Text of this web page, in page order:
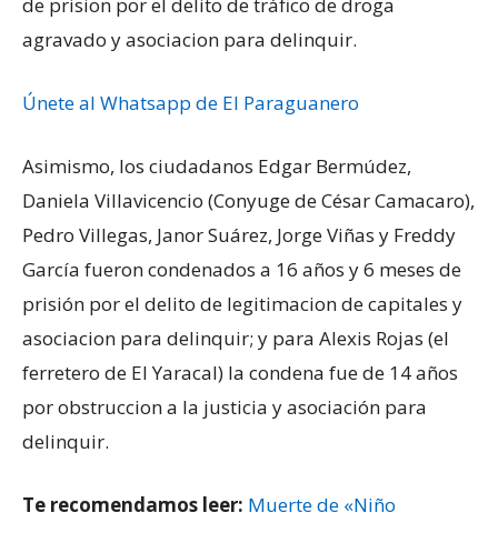
de prision por el delito de tráfico de droga
agravado y asociacion para delinquir.
Únete al Whatsapp de El Paraguanero
Asimismo, los ciudadanos Edgar Bermúdez,
Daniela Villavicencio (Conyuge de César Camacaro),
Pedro Villegas, Janor Suárez, Jorge Viñas y Freddy
García fueron condenados a 16 años y 6 meses de
prisión por el delito de legitimacion de capitales y
asociacion para delinquir; y para Alexis Rojas (el
ferretero de El Yaracal) la condena fue de 14 años
por obstruccion a la justicia y asociación para
delinquir.
Te recomendamos leer: Muerte de «Niño